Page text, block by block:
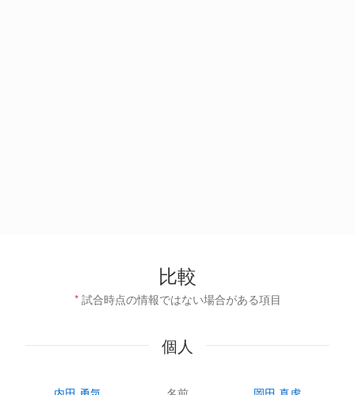
比較
* 試合時点の情報ではない場合がある項目
個人